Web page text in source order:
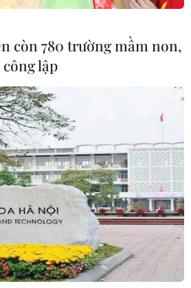
còn 780 trường mầm non,
lập